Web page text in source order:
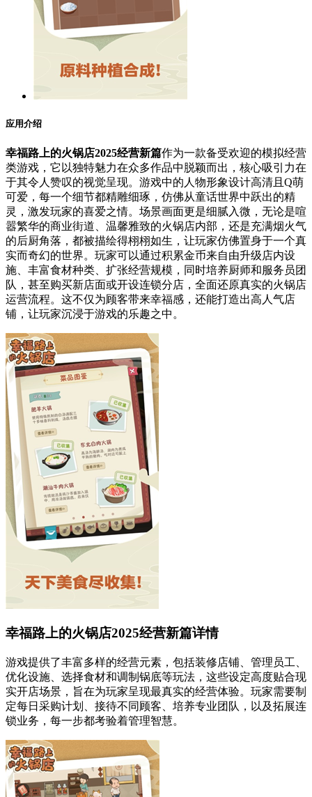
应用介绍
幸福路上的火锅店2025经营新篇作为一款备受欢迎的模拟经营
类游戏，它以独特魅力在众多作品中脱颖而出，核心吸引力在
于其令人赞叹的视觉呈现。游戏中的人物形象设计高清且Q萌
可爱，每一个细节都精雕细琢，仿佛从童话世界中跃出的精
灵，激发玩家的喜爱之情。场景画面更是细腻入微，无论是喧
嚣繁华的商业街道、温馨雅致的火锅店内部，还是充满烟火气
的后厨角落，都被描绘得栩栩如生，让玩家仿佛置身于一个真
实而奇幻的世界。玩家可以通过积累金币来自由升级店内设
施、丰富食材种类、扩张经营规模，同时培养厨师和服务员团
队，甚至购买新店面或开设连锁分店，全面还原真实的火锅店
运营流程。这不仅为顾客带来幸福感，还能打造出高人气店
铺，让玩家沉浸于游戏的乐趣之中。
幸福路上的火锅店2025经营新篇详情
游戏提供了丰富多样的经营元素，包括装修店铺、管理员工、
优化设施、选择食材和调制锅底等玩法，这些设定高度贴合现
实开店场景，旨在为玩家呈现最真实的经营体验。玩家需要制
定每日采购计划、接待不同顾客、培养专业团队，以及拓展连
锁业务，每一步都考验着管理智慧。